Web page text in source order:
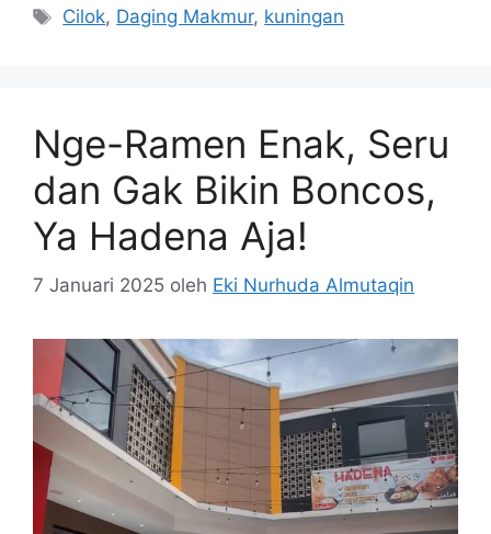
Tag
Cilok, Daging Makmur, kuningan
Nge-Ramen Enak, Seru
dan Gak Bikin Boncos,
Ya Hadena Aja!
7 Januari 2025 oleh Eki Nurhuda Almutaqin